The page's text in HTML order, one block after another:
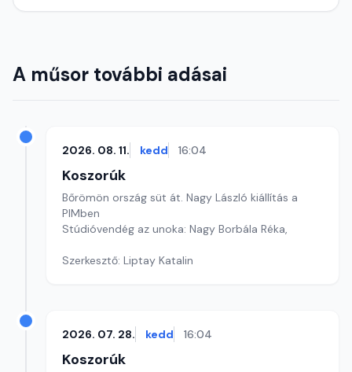
A műsor további adásai
2026. 08. 11. kedd 16:04
Koszorúk
Bőrömön ország süt át. Nagy László kiállítás a
PIMben
Stúdióvendég az unoka: Nagy Borbála Réka,
Szerkesztő: Liptay Katalin
2026. 07. 28. kedd 16:04
Koszorúk